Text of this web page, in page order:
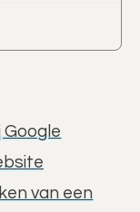
Google
van een